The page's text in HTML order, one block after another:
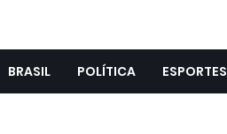
BRASIL POLÍTICA ESPORTES